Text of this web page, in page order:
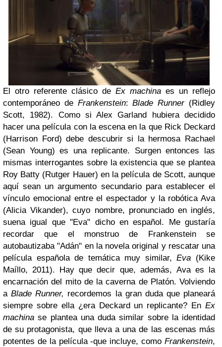
El otro referente clásico de Ex machina es un reflejo
contemporáneo de Frankenstein:Blade Runner(Ridley
Scott, 1982). Como si Alex Garland hubiera decidido
hacer una película con la escena en la que Rick Deckard
(Harrison Ford) debe descubrir si la hermosa Rachael
(Sean Young) es una replicante. Surgen entonces las
mismas interrogantes sobre la existencia que se plantea
Roy Batty (Rutger Hauer) en la película de Scott, aunque
aquí sean un argumento secundario para establecer el
vínculo emocional entre el espectador y la robótica Ava
(Alicia Vikander), cuyo nombre, pronunciado en inglés,
suena igual que "Eva" dicho en español. Me gustaría
recordar que el monstruo de Frankenstein se
autobautizaba "Adán" en la novela original y rescatar una
película española de temática muy similar,Eva (Kike
Maíllo, 2011). Hay que decir que, además, Ava es la
encarnación del mito de la caverna de Platón. Volviendo
aBlade Runner, recordemos la gran duda que planeará
siempre sobre ella ¿era Deckard un replicante? En Ex
machina se plantea una duda similar sobre la identidad
de su protagonista, que lleva a una de las escenas más
potentes de la película -que incluye, como Frankenstein,